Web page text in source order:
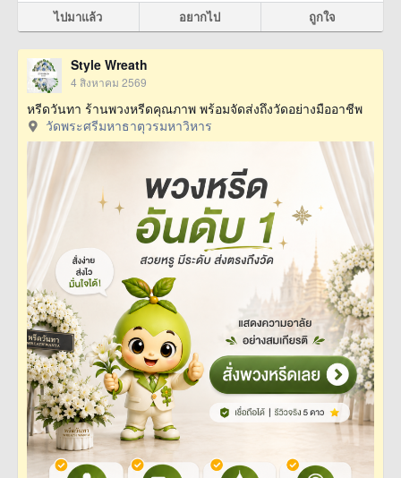
ไปมาแล้ว อยากไป ถูกใจ
Style Wreath
4 สิงหาคม 2569
หรีดวันทา ร้านพวงหรีดคุณภาพ พร้อมจัดส่งถึงวัดอย่างมืออาชีพ
วัดพระศรีมหาธาตุวรมหาวิหาร